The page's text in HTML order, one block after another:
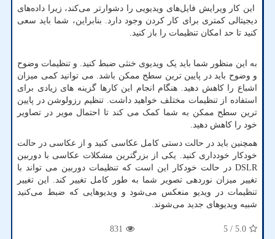
این کار ویرایش فایل‌های ویدیویی را دشوارتر می‌کند، زیرا داده‌های
دیجیتالی کمتری برای کار کردن وجود دارد. بنابراین، شما باید سعی
کنید تا حد امکان تنظیمات را باز کنید.
به این منظور شما باید یک ویدیوی خنثی ضبط کنید. و تنظیمات وضوح
و وضوح باید در پایین ترین سطح ممکن باشد. می توانید کمی میزان
اشباع را کاهش دهید. هنگام انجام این کارها گزینه های زیادی برای
استفاده از تنظیمات مختلف خواهید داشت. تنظیم رزولوشن در پایین
ترین سطح ممکن به شما کمک می کند تا احتمال مویر در تصاویر
خود را کاهش دهید.
همچنین باید در حالت دستی کامل عکاسی کنید و از عکاسی در حالت
خودکار خودداری کنید. یکی از بزرگترین مشکلات عکاسی با دوربین
DSLR در حالت خودکار این است که تنظیمات دوربین می تواند با
تغییر میزان نوردهی تصویر شما به طور کامل تغییر کند. این تغییر
تنظیمات در ویدیو منعکس می‌شود و ویدیوهایی که ضبط می‌کنید
شبیه ویدیوهای جدید می‌شوند.
5.0
/ 5
831